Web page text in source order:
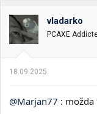
vladarko
PCAXE
18.09.2025.
@Marjan77 :